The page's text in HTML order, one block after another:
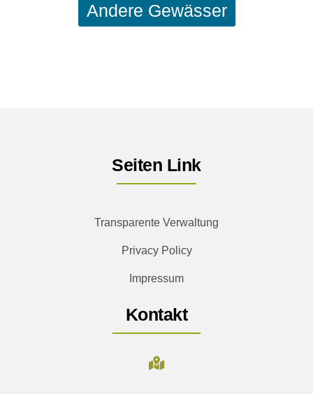
Andere Gewässer
Seiten Link
Transparente Verwaltung
Privacy Policy
Impressum
Kontakt